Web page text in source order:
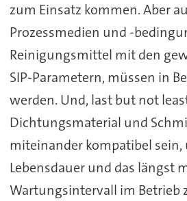
zum Einsatz kommen. Aber
Prozessmedien und -
Reinigungsmittel mit den
SIP-Parametern, müssen in
werden. Und, last but not
Dichtungsmaterial und
miteinander kompatibel
Lebensdauer und das längst
Wartungsintervall im Betrieb